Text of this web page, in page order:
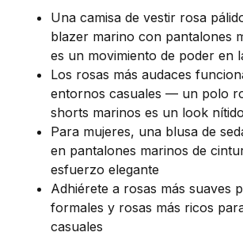
Una camisa de vestir rosa
blazer marino con pantalones
es un movimiento de poder en
Los rosas más audaces
entornos casuales — un polo
shorts marinos es un look
Para mujeres, una blusa de
en pantalones marinos de
esfuerzo elegante
Adhiérete a rosas más suaves
formales y rosas más ricos
casuales